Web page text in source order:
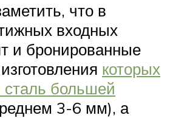
что в
входных
и бронированные
которых
сталь большей
3-6 мм), а